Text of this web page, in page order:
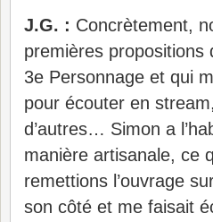
J.G. : Concrètement,
premières propositions
3e Personnage et qui
pour écouter en
d’autres… Simon a
manière artisanale, ce
remettions l’ouvrage
son côté et me faisait